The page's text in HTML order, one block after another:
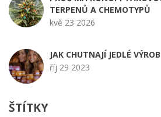
TERPENŮ A CHEMOTYPŮ
kvě 23 2026
JAK CHUTNAJÍ JEDLÉ
říj 29 2023
ŠTÍTKY